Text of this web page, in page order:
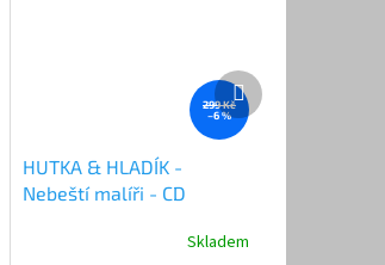
299 Kč
–6 %
HUTKA & HLADÍK -
Nebeští malíři - CD
Skladem
Další
produkt